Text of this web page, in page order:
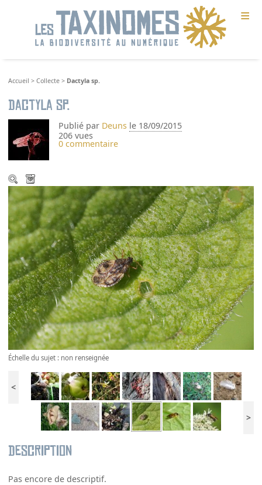
≡
Accueil >Collecte > Dactyla sp.
Dactyla sp.
Publié par Deuns le 18/09/2015
206 vues
0 commentaire
Échelle du sujet : non renseignée
<
>
Description
Pas encore de descriptif.